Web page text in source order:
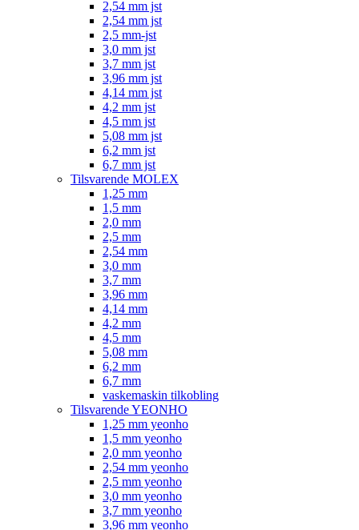
2,54 mm jst
2,54 mm jst
2,5 mm-jst
3,0 mm jst
3,7 mm jst
3,96 mm jst
4,14 mm jst
4,2 mm jst
4,5 mm jst
5,08 mm jst
6,2 mm jst
6,7 mm jst
Tilsvarende MOLEX
1,25 mm
1,5 mm
2,0 mm
2,5 mm
2,54 mm
3,0 mm
3,7 mm
3,96 mm
4,14 mm
4,2 mm
4,5 mm
5,08 mm
6,2 mm
6,7 mm
vaskemaskin tilkobling
Tilsvarende YEONHO
1,25 mm yeonho
1,5 mm yeonho
2,0 mm yeonho
2,54 mm yeonho
2,5 mm yeonho
3,0 mm yeonho
3,7 mm yeonho
3,96 mm yeonho